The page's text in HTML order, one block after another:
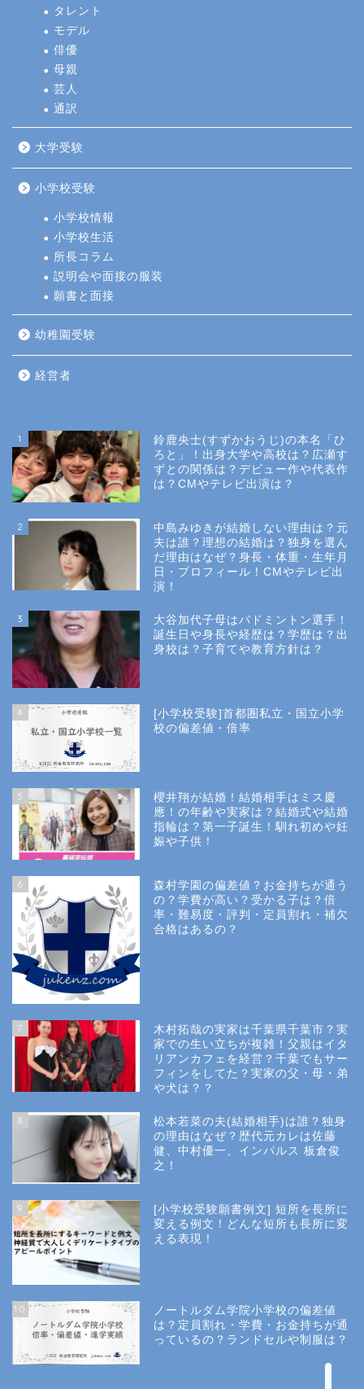
タレント
モデル
俳優
母親
芸人
通訳
大学受験
小学校受験
小学校情報
小学校生活
所長コラム
説明会や面接の服装
願書と面接
幼稚園受験
経営者
1
鈴鹿央士(すずかおうじ)の本名「ひ
ろと」！出身大学や高校は？広瀬す
ずとの関係は？デビュー作や代表作
は？CMやテレビ出演は？
2
中島みゆきが結婚しない理由は？元
夫は誰？理想の結婚は？独身を選ん
だ理由はなぜ？身長・体重・生年月
日・プロフィール！CMやテレビ出
演！
3
大谷加代子母はバドミントン選手！
誕生日や身長や経歴は？学歴は？出
身校は？子育てや教育方針は？
4
[小学校受験]首都圏私立・国立小学
校の偏差値・倍率
5
櫻井翔が結婚！結婚相手はミス慶
應！の年齢や実家は？結婚式や結婚
指輪は？第一子誕生！馴れ初めや妊
娠や子供！
6
森村学園の偏差値？お金持ちが通う
の？学費が高い？受かる子は？倍
率・難易度・評判・定員割れ・補欠
合格はあるの？
7
木村拓哉の実家は千葉県千葉市？実
家での生い立ちが複雑！父親はイタ
リアンカフェを経営？千葉でもサー
フィンをしてた？実家の父・母・弟
や犬は？？
8
松本若菜の夫(結婚相手)は誰？独身
の理由はなぜ？歴代元カレは佐藤
健、中村優一、インパルス 板倉俊
之！
9
[小学校受験願書例文] 短所を長所に
変える例文！どんな短所も長所に変
える表現！
10
ノートルダム学院小学校の偏差値
は？定員割れ・学費・お金持ちが通
っているの？ランドセルや制服は？
Privacy Policy
小学校受験
所長コラム
説明会や面接の服装